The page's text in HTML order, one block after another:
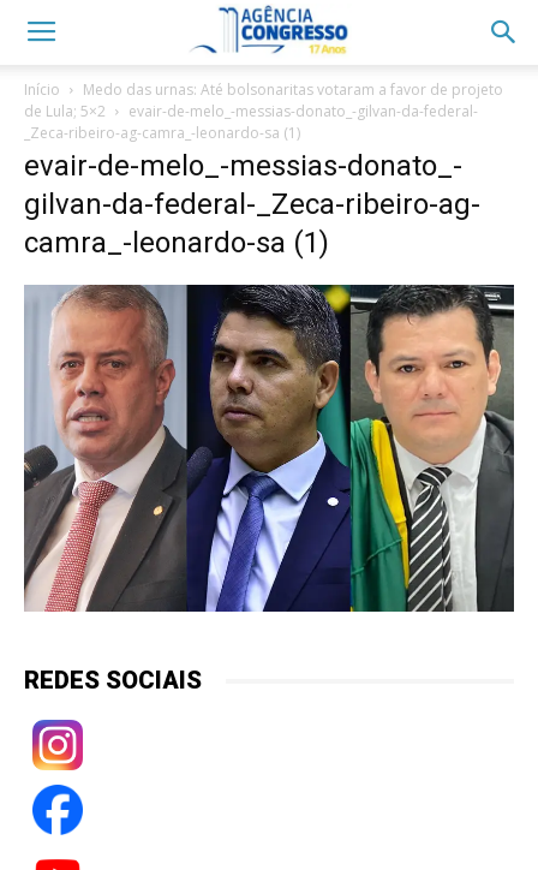
Início
Medo das urnas: Até bolsonaritas votaram a favor de projeto
de Lula; 5×2
evair-de-melo_-messias-donato_-gilvan-da-federal-
_Zeca-ribeiro-ag-camra_-leonardo-sa (1)
evair-de-melo_-messias-donato_-
gilvan-da-federal-_Zeca-ribeiro-ag-
camra_-leonardo-sa (1)
REDES SOCIAIS